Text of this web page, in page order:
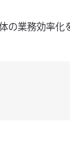
の業務効率化